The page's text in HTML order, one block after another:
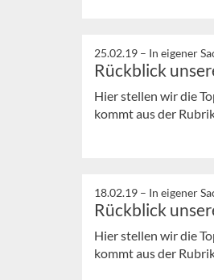
25.02.19 – In eigener
Rückblick
Hier stellen wir die
kommt aus der
18.02.19 – In eigener
Rückblick
Hier stellen wir die
kommt aus der